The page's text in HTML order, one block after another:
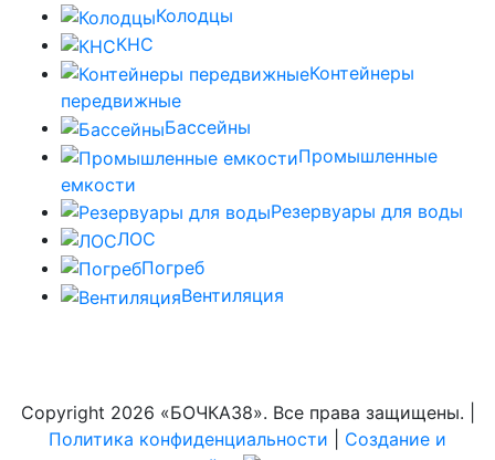
Колодцы
КНС
Контейнеры
передвижные
Бассейны
Промышленные
емкости
Резервуары для воды
ЛОС
Погреб
Вентиляция
Copyright 2026 «БОЧКА38». Все права защищены. |
Политика конфиденциальности
Создание и